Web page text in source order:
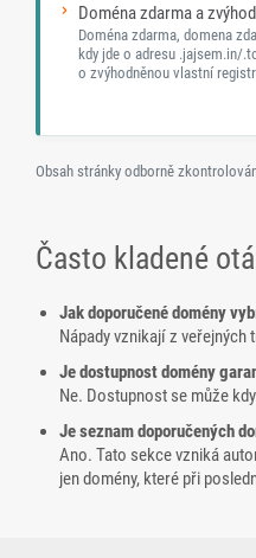
Doména zdarma a
Doména zdarma, domena
kdy jde o adresu .jajsem.in/
o zvýhodněnou vlastní
Obsah stránky odborně
Často kladené
Jak doporučené domény
Nápady vznikají z
Je dostupnost domény
Ne. Dostupnost se může
Je seznam doporučených
Ano. Tato sekce vzniká
jen domény, které při